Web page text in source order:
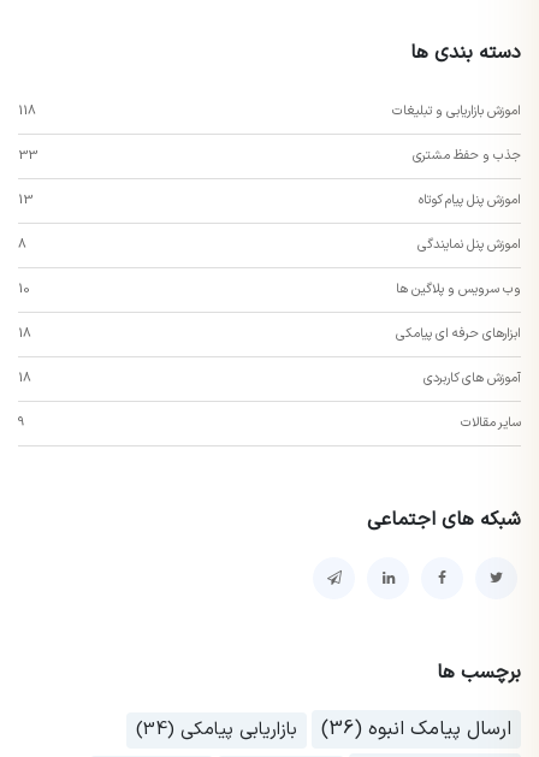
دسته بندی ها
اموزش بازاریابی و تبلیغات 118
جذب و حفظ مشتری 33
اموزش پنل پیام کوتاه 13
اموزش پنل نمایندگی 8
وب سرویس و پلاگین ها 10
ابزارهای حرفه ای پیامکی 18
آموزش های کاربردی 18
سایر مقالات 9
شبکه های اجتماعی
برچسب ها
ارسال پیامک انبوه (36)
بازاریابی پیامکی (34)